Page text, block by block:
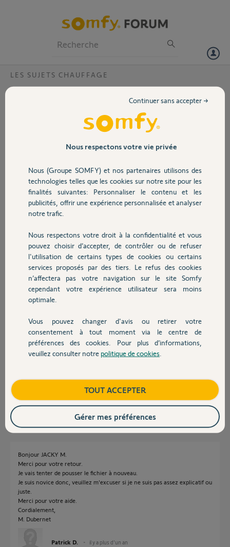
Volet
Sécurité
Domotique
Chauffage
Autres produits
Devis avec un pro
Contact
LES SUJETS CHAUFFAGE
Recherche expert pour analyser ma
J'ai prévu d'équiper notre domicile avant la fin de la semaine de
consulter, sur lequel j'ai quelques questions ou attentes de précisions
si vous pouvez m'aider.
Je vous remercie par avance pour votre aide.
Merci pour votre compréhension et je vous souhaite une excellente
journée.
Patrick D.
Participer au fil de discussion
Réponses
Bonjour Patrick
JACKY M. il y a plus d'un an
Bonjour JACKY M.
Merci pour votre retour.
Je vais tenter de pousser le fichier à nouveau.
Je suis novice donc, veuillez m'excuser si je ne suis pas assez explicatif ou
juste.
Merci pour votre aide.
Cordialement,
M. Dubernet
Patrick D. il y a plus d'un an
Nous respectons votre vie privée
Nous (Groupe SOMFY) et nos partenaires utilisons des
technologies telles que les cookies sur notre site pour les
finalités suivantes: Personnaliser le contenu et les
publicités, offrir une expérience personnalisée et analyser
notre trafic.
Nous respectons votre droit à la confidentialité et vous
pouvez choisir d’accepter, de contrôler ou de refuser
l'utilisation de certains types de cookies ou certains
services proposés par des tiers. Le refus des cookies
n’affectera pas votre navigation sur le site Somfy
cependant votre expérience utilisateur sera moins
optimale.
Vous pouvez changer d'avis ou retirer votre
consentement à tout moment via le centre de
préférences des cookies. Pour plus d’informations,
veuillez consulter notre politique de cookies
Continuer sans accepter →
TOUT ACCEPTER
Gérer mes préférences